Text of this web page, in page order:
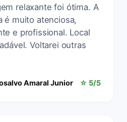
relaxante foi ótima. A
é muito atenciosa,
e profissional. Local
Voltarei outras
Amaral Junior ☆ 5/5